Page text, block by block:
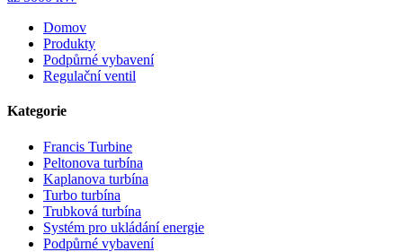
Domov
Produkty
Podpůrné vybavení
Regulační ventil
Kategorie
Francis Turbine
Peltonova turbína
Kaplanova turbína
Turbo turbína
Trubková turbína
Systém pro ukládání energie
Podpůrné vybavení